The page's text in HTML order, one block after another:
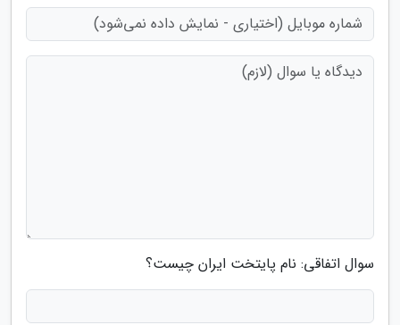
سوال اتفاقی: نام پایتخت ایران چیست؟